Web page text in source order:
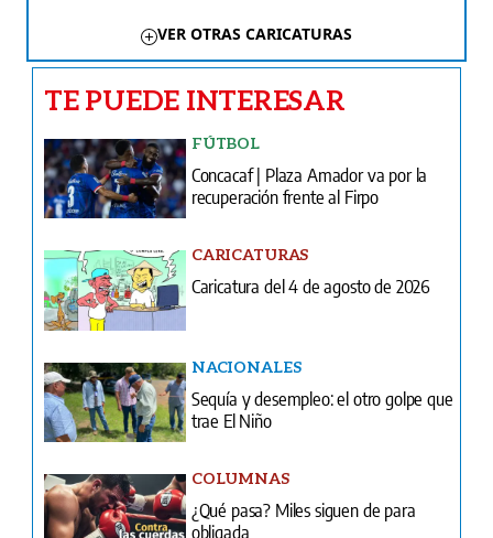
VER OTRAS CARICATURAS
TE PUEDE INTERESAR
FÚTBOL
Concacaf | Plaza Amador va por la
recuperación frente al Firpo
CARICATURAS
Caricatura del 4 de agosto de 2026
NACIONALES
Sequía y desempleo: el otro golpe que
trae El Niño
COLUMNAS
¿Qué pasa? Miles siguen de para
obligada